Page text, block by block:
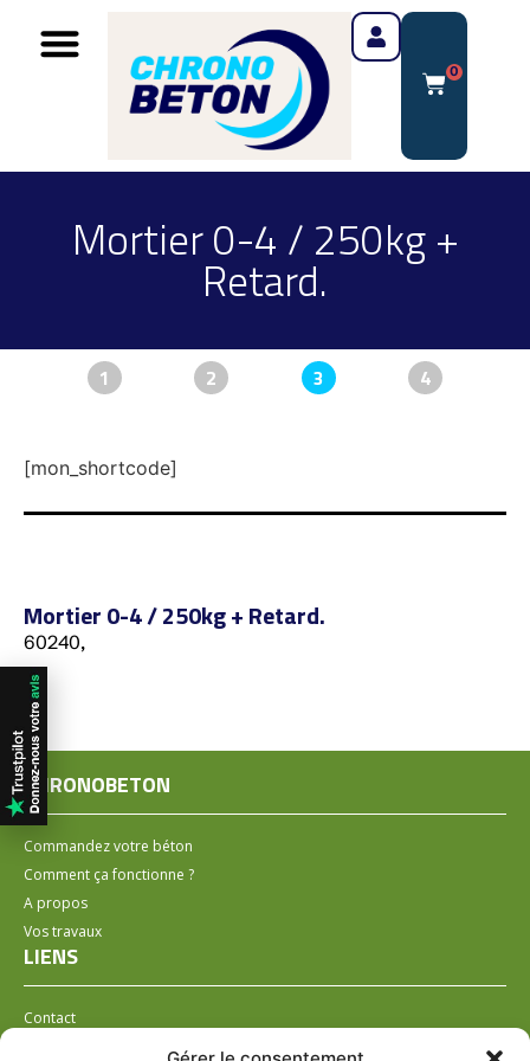
0
Mortier 0-4 / 250kg +
Retard.
1 2 3 4
[mon_shortcode]
Mortier 0-4 / 250kg + Retard.
60240,
CHRONOBETON
Commandez votre béton
Comment ça fonctionne ?
A propos
Vos travaux
LIENS
Contact